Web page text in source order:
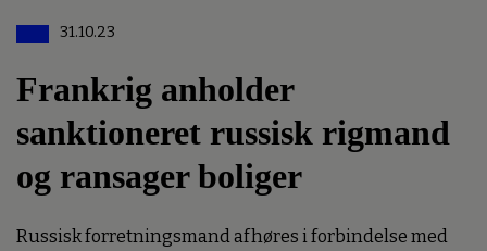
31.10.23
Frankrig anholder
sanktioneret russisk rigmand
og ransager boliger
Russisk forretningsmand afhøres i forbindelse med